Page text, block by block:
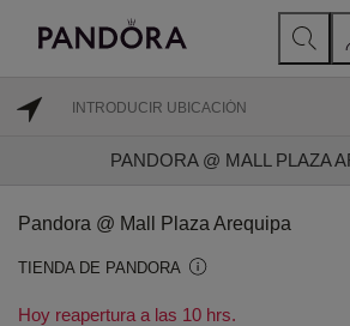
PANDORA @ MALL PLAZA
Pandora @ Mall Plaza Arequipa
TIENDA DE PANDORA
Hoy reapertura a las 10 hrs.